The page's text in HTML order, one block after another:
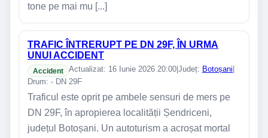
tone pe mai mu [...]
TRAFIC ÎNTRERUPT PE DN 29F, ÎN URMA
UNUI ACCIDENT
Accident Actualizat: 16 Iunie 2026 20:00|Județ: Botoșani|
Drum: - DN 29F
Traficul este oprit pe ambele sensuri de mers pe
DN 29F, în apropierea localității Șendriceni,
județul Botoșani. Un autoturism a acroșat mortal